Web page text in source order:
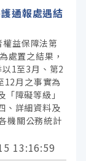
通報處遇結
益保障法第
處置之結果，
1至3月、第2
12月之事實為
障礙等級」
、詳細資料及
機關公務統計
13:16:59